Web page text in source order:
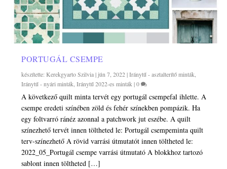
PORTUGÁL CSEMPE
készítette:Kerekgyarto Szilvia| jún 7, 2022|Iránytű - asztalterítő minták,
Iránytű - nyári minták,Iránytű 2022-es minták|0
A következő quilt minta tervét egy portugál csempefal ihlette. A
csempe eredeti színében zöld és fehér színekben pompázik. Ha
egy foltvarró ránéz azonnal a patchwork jut eszébe. A quilt
színezhető tervét innen töltheted le: Portugál csempeminta quilt
terv-színezhető A rövid varrási útmutatót innen töltheted le:
2022_05_Portugál csempe varrási útmutató A blokkhoz tartozó
sablont innen töltheted […]